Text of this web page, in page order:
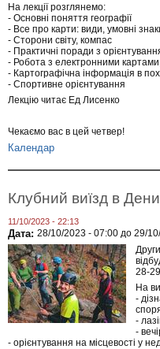
На лекції розглянемо:
- Основні поняття географії
- Все про карти: види, умовні
- Сторони світу, компас
- Практичні поради з
- Робота з електронними картами,
- Картографічна інформація в
- Спортивне орієнтування
Лекцію читає Ед Лисенко
Чекаємо вас в цей четвер!
Календар
Клубний виїзд в
11/10/2023 - 22:13
Дата: 28/10/2023 - 07:00 до 29/
28-
На
-
-
-
- орієнтування на місцевості у